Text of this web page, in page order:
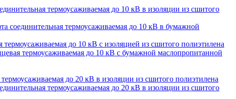
термоусаживаемая до 10 кВ в изоляции из сшитого
соединительная термоусаживаемая до 10 кВ в бумажной
термоусаживаемая до 10 кВ с изоляцией из сшитого полиэтилена
термоусаживаемая до 10 кВ с бумажной маслопропитанной
до 20 кВ в изоляции из сшитого полиэтилена
термоусаживаемая до 20 кВ в изоляции из сшитого